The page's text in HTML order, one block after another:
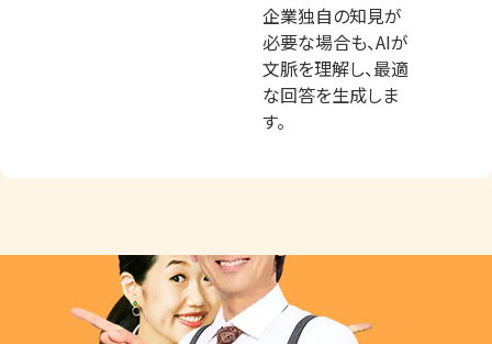
企業独自の知見が
必要な場合も、AIが
文脈を理解し、最適
な回答を生成しま
す。